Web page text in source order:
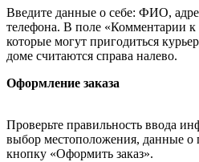
Введите данные о себе: ФИО,
телефона. В поле «Комментарии к
которые могут пригодиться
доме считаются справа налево.
Оформление заказа
Проверьте правильность ввода
выбор местоположения, данные о
кнопку «Оформить заказ».